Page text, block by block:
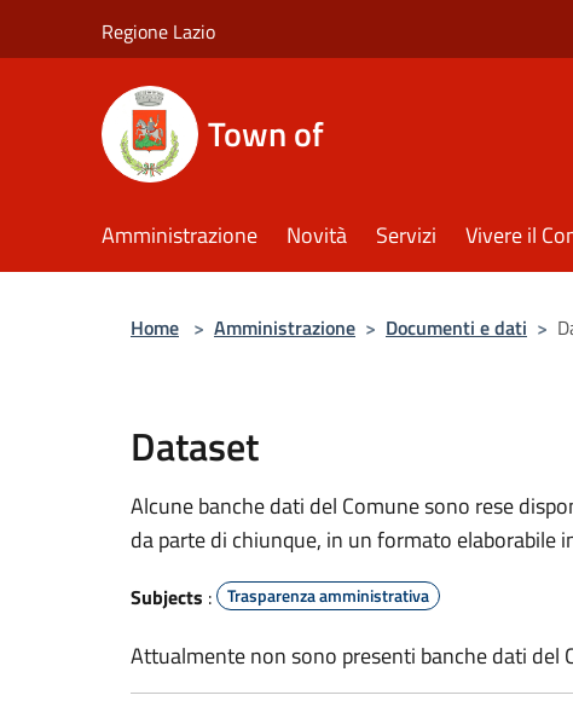
Regione Lazio
Town of
Amministrazione Novità Servizi Vivere il
Home > Amministrazione > Documenti e dati >
Dataset
Alcune banche dati del Comune sono rese
da parte di chiunque, in un formato elaborabile
Subjects : Trasparenza amministrativa
Attualmente non sono presenti banche dati del